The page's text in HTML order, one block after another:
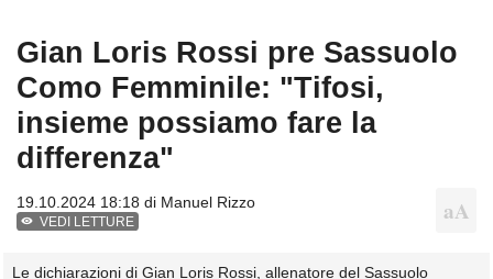
Gian Loris Rossi pre Sassuolo
Como Femminile: "Tifosi,
insieme possiamo fare la
differenza"
19.10.2024 18:18 di Manuel Rizzo
VEDI LETTURE
Le dichiarazioni di Gian Loris Rossi, allenatore del Sassuolo